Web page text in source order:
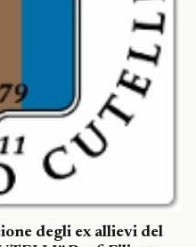
degli ex allievi del